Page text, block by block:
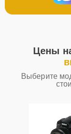
Цены
Выберите